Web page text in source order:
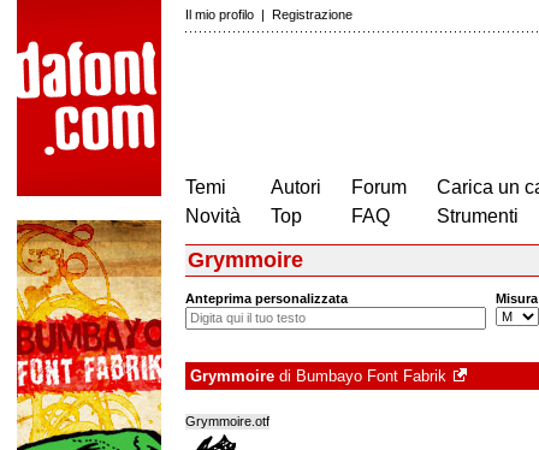
Il mio profilo | Registrazione
Temi
Novità
Autori
Top
Forum
FAQ
Carica un
Strumenti
Grymmoire
Anteprima personalizzata Misura
Grymmoire di Bumbayo Font Fabrik
Grymmoire.otf